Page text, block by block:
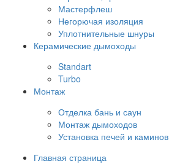
Мастерфлеш
Негорючая изоляция
Уплотнительные шнуры
Керамические дымоходы
Standart
Turbo
Монтаж
Отделка бань и саун
Монтаж дымоходов
Установка печей и каминов
Главная страница